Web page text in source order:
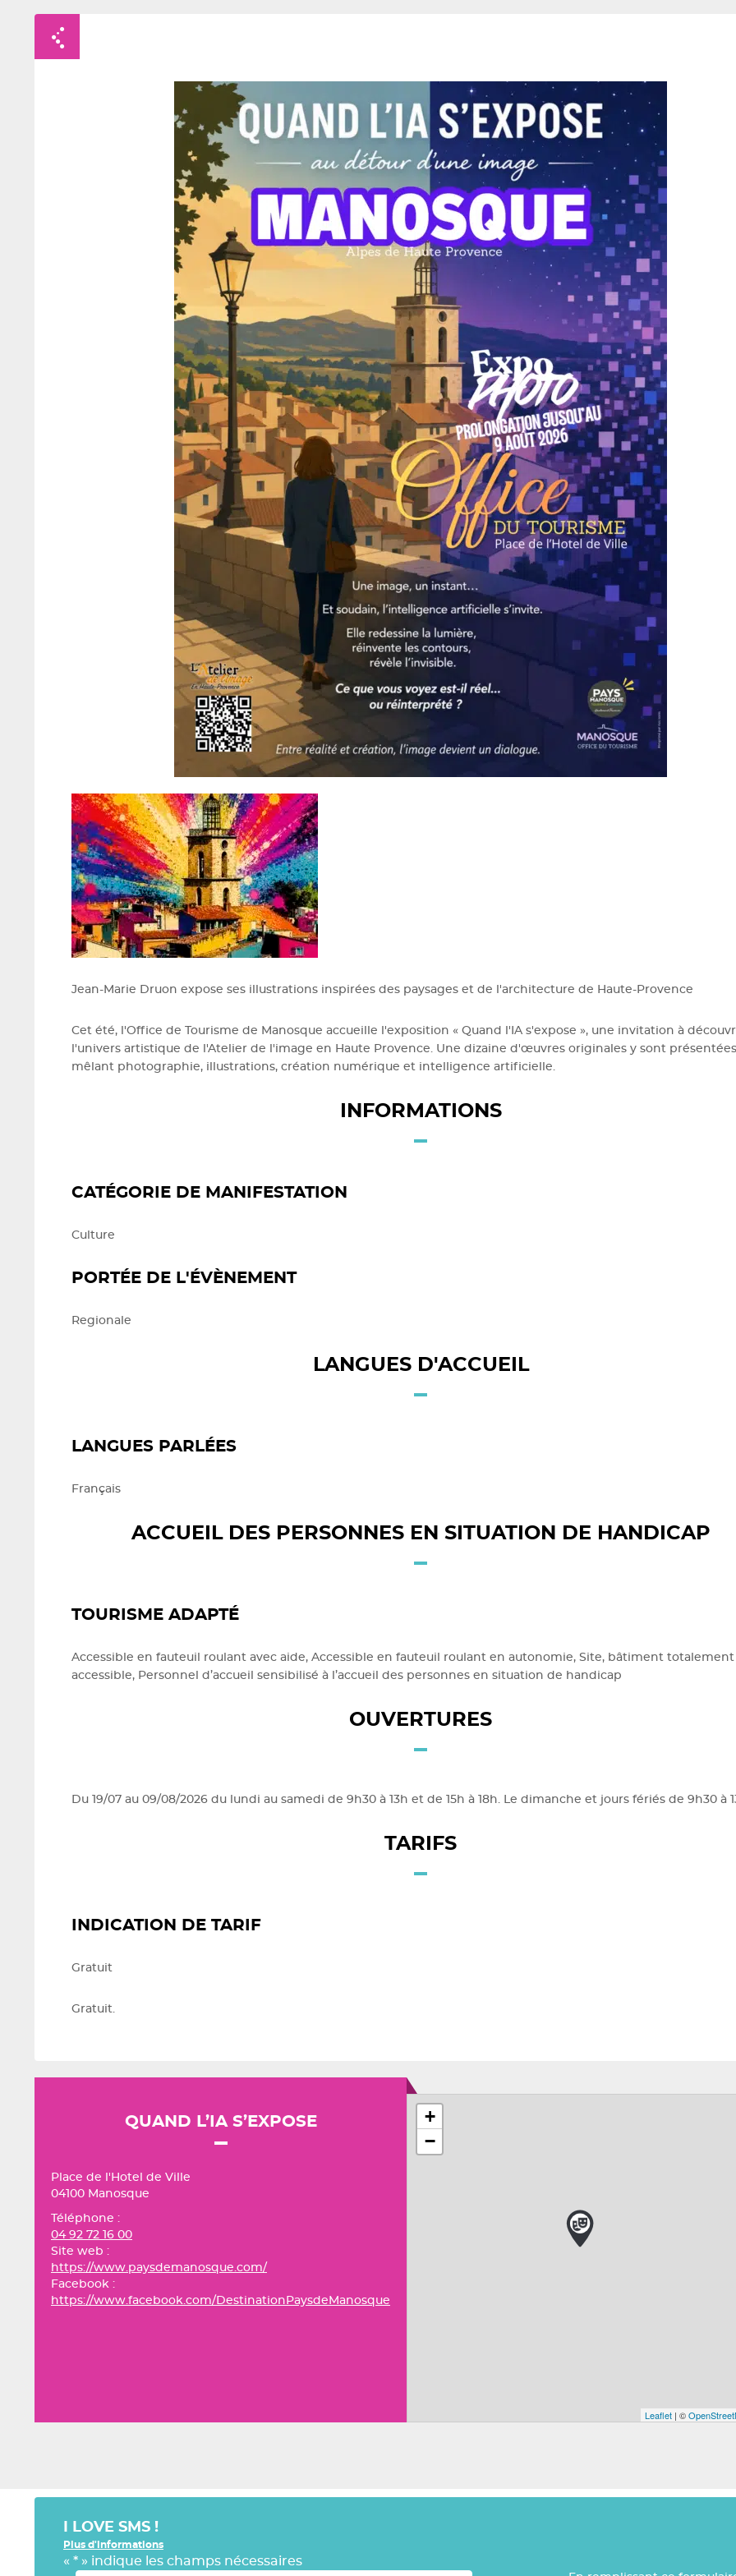
Jean-Marie Druon expose ses illustrations inspirées des paysages et de l'architecture de Haute-Provence
Cet été, l'Office de Tourisme de Manosque accueille l'exposition « Quand l'IA s'expose », une invitation à
l'univers artistique de l'Atelier de l'image en Haute Provence. Une dizaine d'œuvres originales y sont
mêlant photographie, illustrations, création numérique et intelligence artificielle.
INFORMATIONS
CATÉGORIE DE MANIFESTATION
Culture
PORTÉE DE L'ÉVÈNEMENT
Regionale
LANGUES D'ACCUEIL
LANGUES PARLÉES
Français
ACCUEIL DES PERSONNES EN SITUATION DE HANDICAP
TOURISME ADAPTÉ
Accessible en fauteuil roulant avec aide, Accessible en fauteuil roulant en autonomie, Site, bâtiment totalement
accessible, Personnel d’accueil sensibilisé à l’accueil des personnes en situation de handicap
OUVERTURES
Du 19/07 au 09/08/2026 du lundi au samedi de 9h30 à 13h et de 15h à 18h. Le dimanche et jours fériés de 9h30 à
TARIFS
INDICATION DE TARIF
Gratuit
Gratuit.
QUAND L’IA S’EXPOSE
Place de l'Hotel de Ville
04100 Manosque
Téléphone :
04 92 72 16 00
Site web :
https://www.paysdemanosque.com/
Facebook :
https://www.facebook.com/DestinationPaysdeManosque
+
−
Leaflet | ©
I LOVE SMS !
Plus d'informations
« * » indique les champs nécessaires